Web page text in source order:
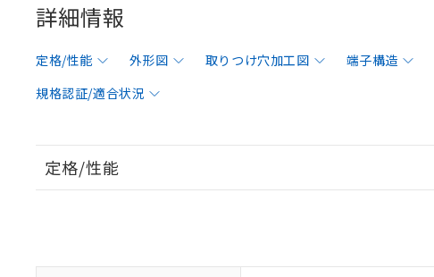
詳細情報
定格/性能 外形図 取りつけ穴加工図 端子構造
規格認証/適合状況
定格/性能